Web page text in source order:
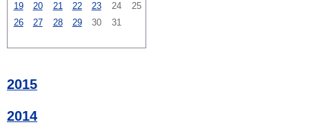
19
20 21 22 23 24
25
26
27 28 29 30 31
2015
2014